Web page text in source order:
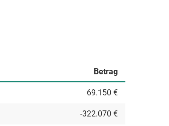
Betrag
69.150 €
-322.070 €